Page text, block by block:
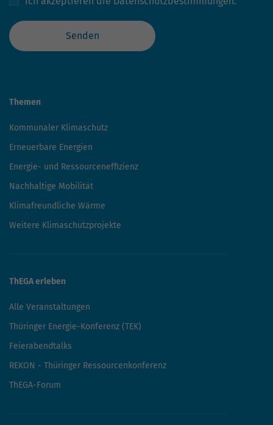
Senden
Themen
Kommunaler Klimaschutz
Erneuerbare Energien
Energie- und Ressourceneffizienz
Nachhaltige Mobilität
Klimafreundliche Wärme
Weitere Klimaschutzprojekte
ThEGA erleben
Alle Veranstaltungen
Thüringer Energie-Konferenz (TEK)
Feierabendtalks
REKON - Thüringer Ressourcenkonferenz
ThEGA-Forum